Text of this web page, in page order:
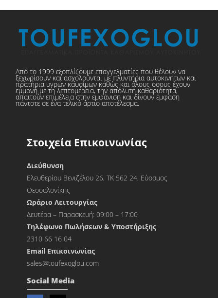
Από το 1999 εξοπλίζουμε επαγγελματίες που θέλουν να
ξεχωρίσουν και ασχολούνται με πλυντήρια αυτοκινήτων και
πρατήρια υγρών καυσίμων καθώς και όλους όσους έχουν
εμμονή με τη λεπτομέρεια, την απόλυτη καθαριότητα,
απαιτούν επιμέλεια στην εμφάνιση και δίνουν έμφαση
πάντοτε σε ένα τελικό άρτιο αποτέλεσμα.
Στοιχεία Επικοινωνίας
Διεύθυνση
Ελευθερίου Βενιζέλου 26, ΤΚ 562 24, Εύοσμος
Θεσσαλονίκης
Ωράριο Λειτουργίας
Δευτέρα – Παρασκευή: 09:00 – 17:00
Τηλέφωνο Πωλήσεων & Υποστήριξης
2310 66 16 04
Εmail Επικοινωνίας
sales@toufexoglou.com
Social Media